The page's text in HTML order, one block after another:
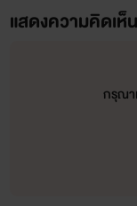
แสดงความคิดเห็น
กรุณา